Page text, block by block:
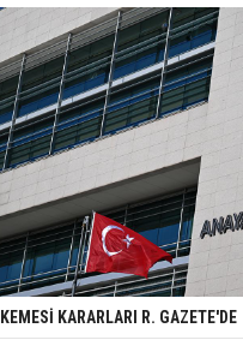
KARARLARI R. GAZETE'DE